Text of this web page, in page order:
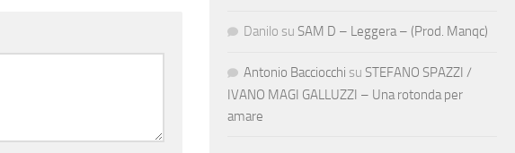
Danilo su SAM D – Leggera – (Prod. Manqc)
Antonio Bacciocchi su STEFANO SPAZZI /
IVANO MAGI GALLUZZI – Una rotonda per
amare